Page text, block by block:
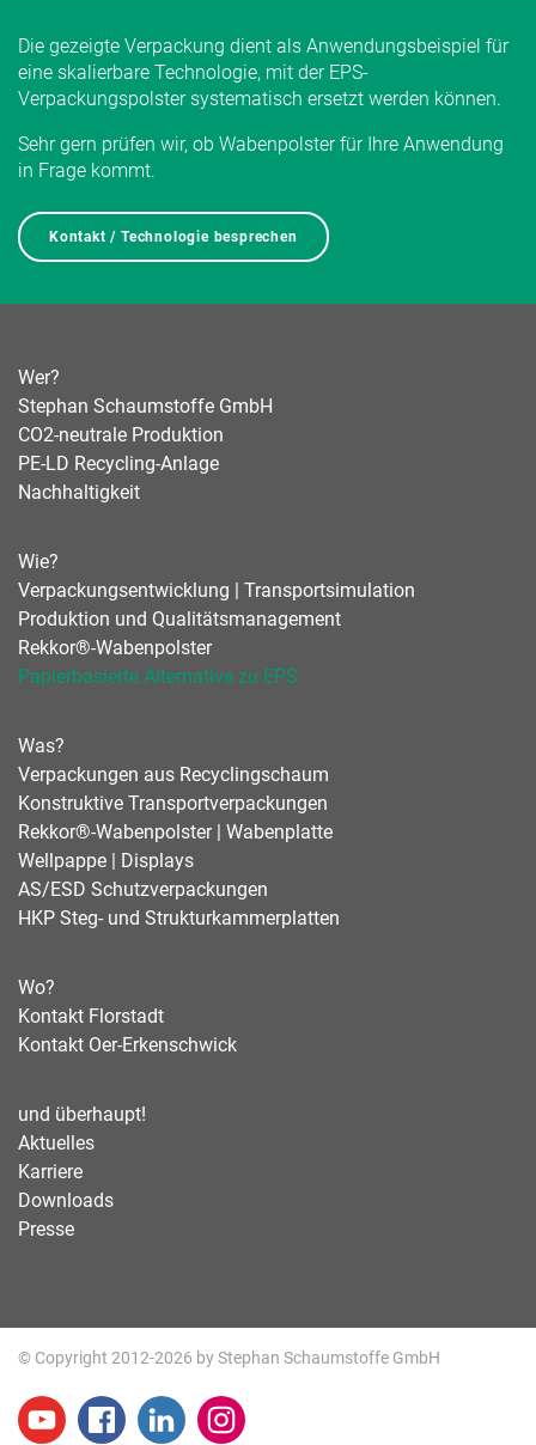
Die gezeigte Verpackung dient als Anwendungsbeispiel für
eine skalierbare Technologie, mit der EPS-
Verpackungspolster systematisch ersetzt werden können.
Sehr gern prüfen wir, ob Wabenpolster für Ihre Anwendung
in Frage kommt.
Kontakt / Technologie besprechen
Wer?
Stephan Schaumstoffe GmbH
CO2-neutrale Produktion
PE-LD Recycling-Anlage
Nachhaltigkeit
Wie?
Verpackungsentwicklung | Transportsimulation
Produktion und Qualitätsmanagement
Rekkor®-Wabenpolster
Papierbasierte Alternative zu EPS
Was?
Verpackungen aus Recyclingschaum
Konstruktive Transportverpackungen
Rekkor®-Wabenpolster | Wabenplatte
Wellpappe | Displays
AS/ESD Schutzverpackungen
HKP Steg- und Strukturkammerplatten
Wo?
Kontakt Florstadt
Kontakt Oer-Erkenschwick
und überhaupt!
Aktuelles
Karriere
Downloads
Presse
© Copyright 2012-2026 by Stephan Schaumstoffe GmbH